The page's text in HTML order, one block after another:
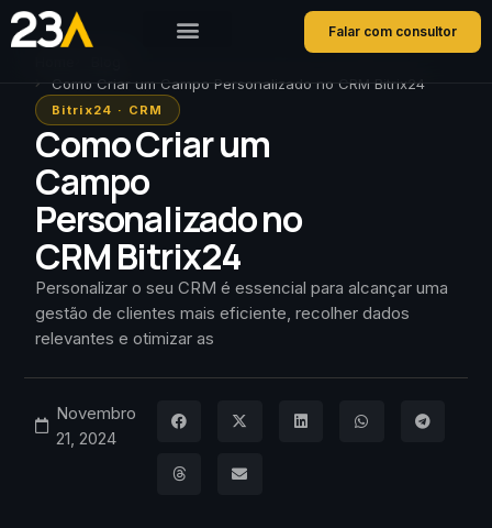
Falar com consultor
Como Criar um Campo Personalizado no CRM Bitrix24
Bitrix24 · CRM
Como Criar um
Campo
Personalizado no
CRM Bitrix24
Personalizar o seu CRM é essencial para alcançar uma
gestão de clientes mais eficiente, recolher dados
relevantes e otimizar as
Novembro
21, 2024